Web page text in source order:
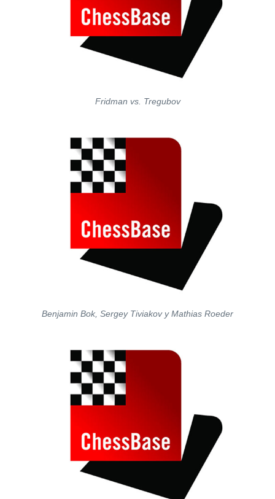
Fridman vs. Tregubov
Benjamin Bok, Sergey Tiviakov y Mathias Roeder